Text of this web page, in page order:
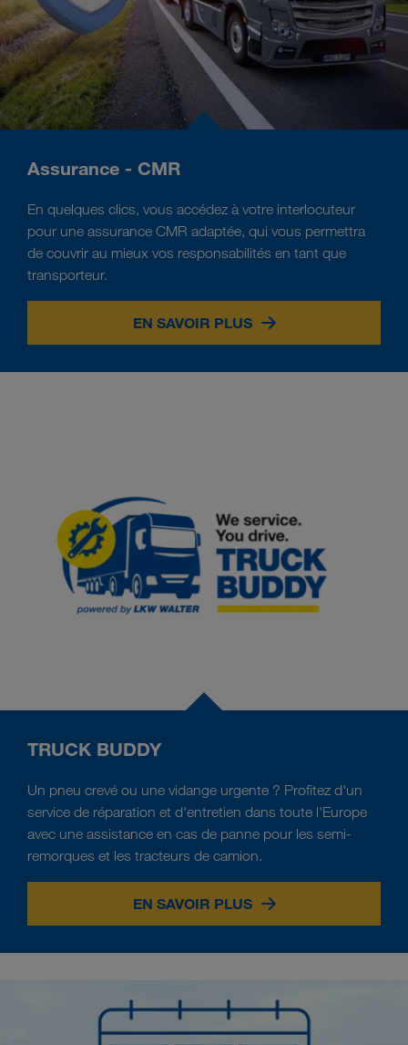
Assurance - CMR
En quelques clics, vous accédez à votre interlocuteur
pour une assurance CMR adaptée, qui vous permettra
de couvrir au mieux vos responsabilités en tant que
transporteur.
EN SAVOIR PLUS
TRUCK BUDDY
Un pneu crevé ou une vidange urgente ? Profitez d'un
service de réparation et d'entretien dans toute l'Europe
avec une assistance en cas de panne pour les semi-
remorques et les tracteurs de camion.
EN SAVOIR PLUS